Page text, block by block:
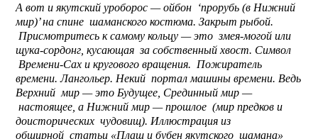
А вот и якутский уроборос — ойбон ‘прорубь (в Нижний
мир)’ на спине шаманского костюма. Закрыт рыбой.
Присмотритесь к самому кольцу — это змея-могой или
щука-сордонг, кусающая за собственный хвост. Символ
Времени-Сах и кругового вращения. Пожиратель
времени. Лангольер. Некий портал машины времени. Ведь
Верхний мир — это Будущее, Срединный мир —
настоящее, а Нижний мир — прошлое (мир предков и
доисторических чудовищ). Иллюстрация из
обширной статьи «Плащ и бубен якутского шамана»